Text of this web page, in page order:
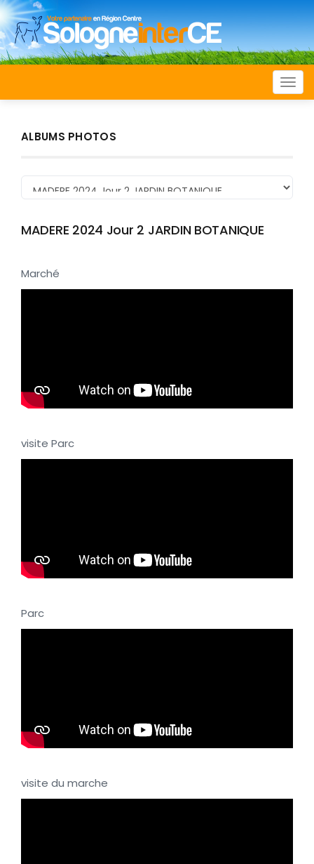
ALBUMS PHOTOS
MADERE 2024 Jour 2 JARDIN BOTANIQUE
Marché
visite Parc
Parc
visite du marche